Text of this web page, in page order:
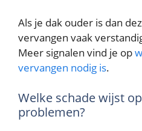
Als je dak ouder is dan
vervangen vaak
Meer signalen vind je op
vervangen nodig is.
Welke schade wijst
problemen?